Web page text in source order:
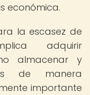
económica.
la escasez de
adquirir
almacenar y
de manera
importante